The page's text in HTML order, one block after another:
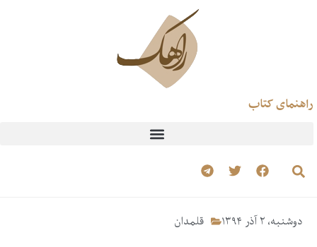
راهنمای کتاب
دوشنبه، ۲ آذر ۱۳۹۴ قلمدان